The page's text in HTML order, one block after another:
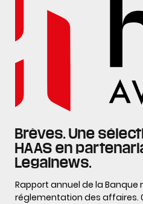
Brèves. Une
HAAS en
Legalnews.
Rapport annuel de la Banque
réglementation des affaires.